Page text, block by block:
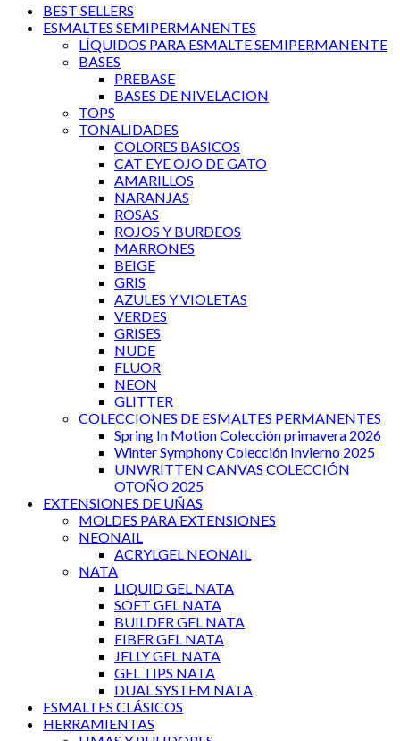
BEST SELLERS
ESMALTES SEMIPERMANENTES
LÍQUIDOS PARA ESMALTE SEMIPERMANENTE
BASES
PREBASE
BASES DE NIVELACION
TOPS
TONALIDADES
COLORES BASICOS
CAT EYE OJO DE GATO
AMARILLOS
NARANJAS
ROSAS
ROJOS Y BURDEOS
MARRONES
BEIGE
GRIS
AZULES Y VIOLETAS
VERDES
GRISES
NUDE
FLUOR
NEON
GLITTER
COLECCIONES DE ESMALTES PERMANENTES
Spring In Motion Colección primavera 2026
Winter Symphony Colección Invierno 2025
UNWRITTEN CANVAS COLECCIÓN
OTOÑO 2025
EXTENSIONES DE UÑAS
MOLDES PARA EXTENSIONES
NEONAIL
ACRYLGEL NEONAIL
NATA
LIQUID GEL NATA
SOFT GEL NATA
BUILDER GEL NATA
FIBER GEL NATA
JELLY GEL NATA
GEL TIPS NATA
DUAL SYSTEM NATA
ESMALTES CLÁSICOS
HERRAMIENTAS